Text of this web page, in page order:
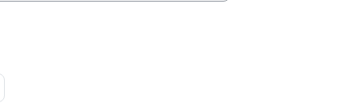
Seite